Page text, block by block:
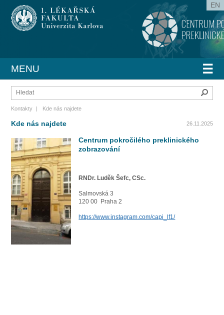
EN
☰
MENU
Kontakty | Kde nás najdete
26.11.2025
Kde nás najdete
Centrum pokročilého preklinického
zobrazování
RNDr. Luděk Šefc, CSc.
Salmovská 3
120 00 Praha 2
https://www.instagram.com/capi_lf1/